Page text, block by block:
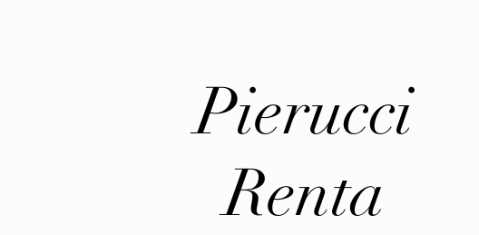
Pierucci
Renta